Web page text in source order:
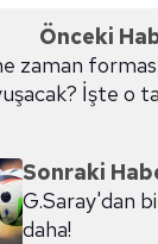
Önceki
zaman
İşte o
Sonraki
G.Saray'dan
daha!